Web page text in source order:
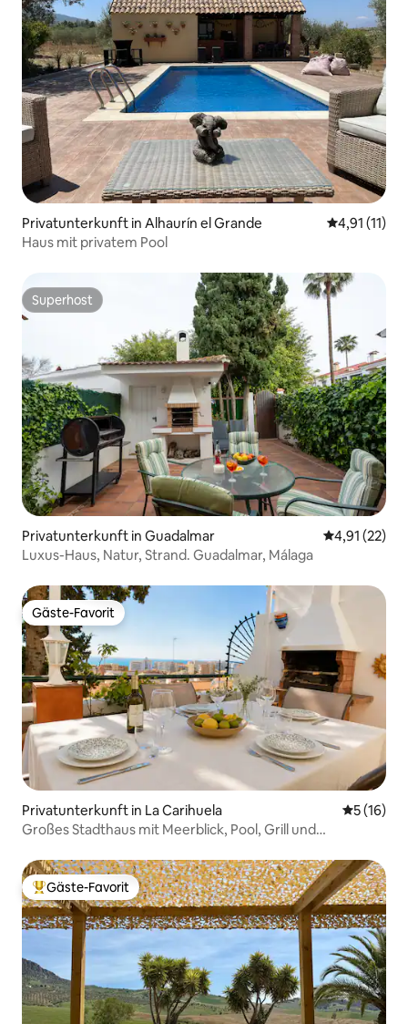
Privatunterkunft in Alhaurín el Grande
4,91 (11)
Haus mit privatem Pool
Superhost
Superhost
Privatunterkunft in Guadalmar
4,91 (22)
Luxus-Haus, Natur, Strand. Guadalmar, Málaga
Gäste-Favorit
Gäste-Favorit
Privatunterkunft in La Carihuela
5 (16)
Großes Stadthaus mit Meerblick, Pool, Grill und
Beliebter Gäste-Favorit.
Gäste-Favorit